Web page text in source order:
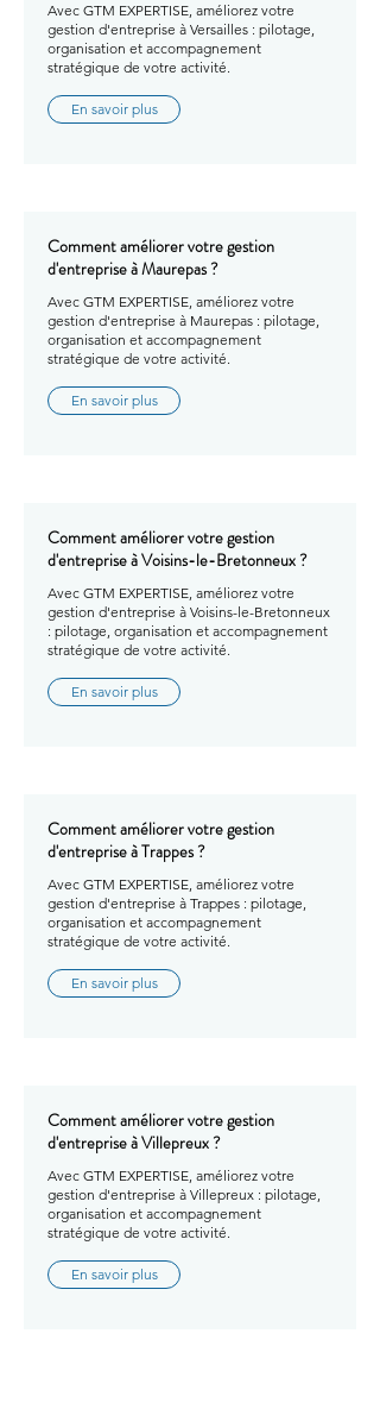
Avec GTM EXPERTISE, améliorez votre
gestion d'entreprise à Versailles : pilotage,
organisation et accompagnement
stratégique de votre activité.
En savoir plus
Comment améliorer votre gestion
d'entreprise à Maurepas ?
Avec GTM EXPERTISE, améliorez votre
gestion d'entreprise à Maurepas : pilotage,
organisation et accompagnement
stratégique de votre activité.
En savoir plus
Comment améliorer votre gestion
d'entreprise à Voisins-le-Bretonneux ?
Avec GTM EXPERTISE, améliorez votre
gestion d'entreprise à Voisins-le-Bretonneux
: pilotage, organisation et accompagnement
stratégique de votre activité.
En savoir plus
Comment améliorer votre gestion
d'entreprise à Trappes ?
Avec GTM EXPERTISE, améliorez votre
gestion d'entreprise à Trappes : pilotage,
organisation et accompagnement
stratégique de votre activité.
En savoir plus
Comment améliorer votre gestion
d'entreprise à Villepreux ?
Avec GTM EXPERTISE, améliorez votre
gestion d'entreprise à Villepreux : pilotage,
organisation et accompagnement
stratégique de votre activité.
En savoir plus